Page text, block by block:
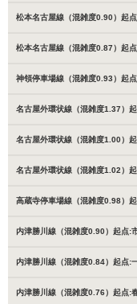
松本名古屋線（混雑度0.90）起
松本名古屋線（混雑度0.87）起
神領停車場線（混雑度0.93）起
名古屋外環状線（混雑度1.37）
名古屋外環状線（混雑度1.00）
名古屋外環状線（混雑度1.02）
高蔵寺停車場線（混雑度0.98）
内津勝川線（混雑度0.90）起点:
内津勝川線（混雑度0.84）起点:
内津勝川線（混雑度0.76）起点: